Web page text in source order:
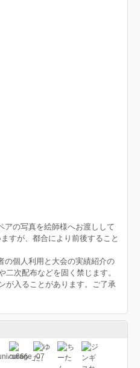
の写真を絵師様へお渡しして
すが、都合により前後すること
個人利用と大会の実績紹介の
次配布などを固く禁じます。
が入ることがあります。ご了承